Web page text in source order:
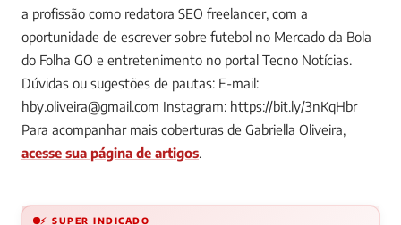
a profissão como redatora SEO freelancer, com a
oportunidade de escrever sobre futebol no Mercado da Bola
do Folha GO e entretenimento no portal Tecno Notícias.
Dúvidas ou sugestões de pautas: E-mail:
hby.oliveira@gmail.com Instagram: https://bit.ly/3nKqHbr
Para acompanhar mais coberturas de Gabriella Oliveira,
acesse sua página de artigos.
⚡ SUPER INDICADO